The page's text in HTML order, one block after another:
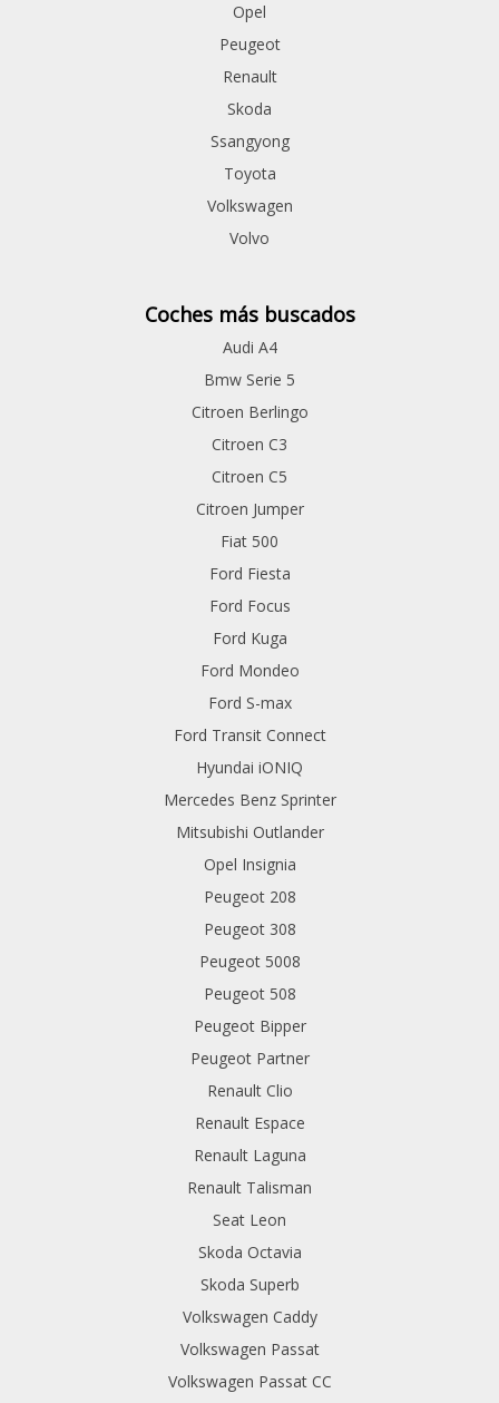
Opel
Peugeot
Renault
Skoda
Ssangyong
Toyota
Volkswagen
Volvo
Coches más buscados
Audi A4
Bmw Serie 5
Citroen Berlingo
Citroen C3
Citroen C5
Citroen Jumper
Fiat 500
Ford Fiesta
Ford Focus
Ford Kuga
Ford Mondeo
Ford S-max
Ford Transit Connect
Hyundai iONIQ
Mercedes Benz Sprinter
Mitsubishi Outlander
Opel Insignia
Peugeot 208
Peugeot 308
Peugeot 5008
Peugeot 508
Peugeot Bipper
Peugeot Partner
Renault Clio
Renault Espace
Renault Laguna
Renault Talisman
Seat Leon
Skoda Octavia
Skoda Superb
Volkswagen Caddy
Volkswagen Passat
Volkswagen Passat CC